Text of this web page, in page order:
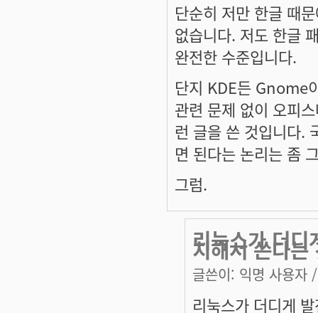
단순히 저만 한글 때
없습니다. 저도 한글
완전한 수준입니다.
단지 KDE든 Gnome
관련 문제 없이 오피
런 글을 쓴 것입니다.
면 된다는 논리는 좀
그럼.
리눅스가 더
치해서 쓴다는
글쓴이: 익명 사용자
리눅스가 더디게